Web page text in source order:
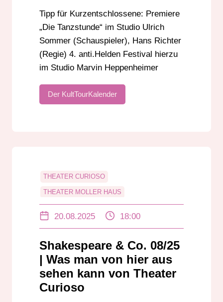
Tipp für Kurzentschlossene: Premiere
„Die Tanzstunde“ im Studio Ulrich
Sommer (Schauspieler), Hans Richter
(Regie) 4. anti.Helden Festival hierzu
im Studio Marvin Heppenheimer
Der KultTourKalender
THEATER CURIOSO
THEATER MOLLER HAUS
20.08.2025 18:00
Shakespeare & Co. 08/25
| Was man von hier aus
sehen kann von Theater
Curioso